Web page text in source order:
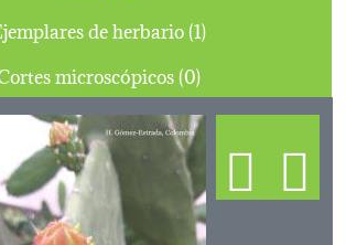
Ejemplares de herbario (1)
Cortes microscópicos (0)